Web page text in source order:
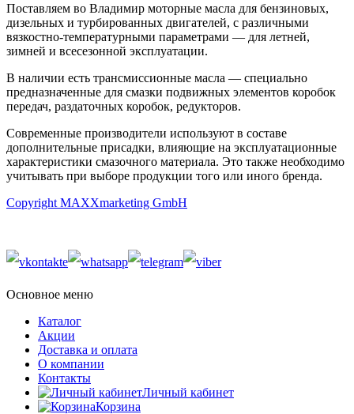
Поставляем во Владимир моторные масла для бензиновых,
дизельных и турбированных двигателей, с различными
вязкостно-температурными параметрами — для летней,
зимней и всесезонной эксплуатации.
В наличии есть трансмиссионные масла — специально
предназначенные для смазки подвижных элементов коробок
передач, раздаточных коробок, редукторов.
Современные производители используют в составе
дополнительные присадки, влияющие на эксплуатационные
характеристики смазочного материала. Это также необходимо
учитывать при выборе продукции того или иного бренда.
Copyright MAXXmarketing GmbH
Основное меню
Каталог
Акции
Доставка и оплата
О компании
Контакты
Личный кабинет
Корзина